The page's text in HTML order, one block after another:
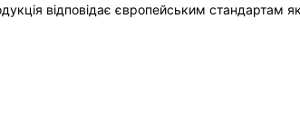
відповідає європейським стандартам